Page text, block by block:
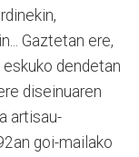
Gaztetan ere,
dendetan
diseinuaren
artisau-
goi-mailako